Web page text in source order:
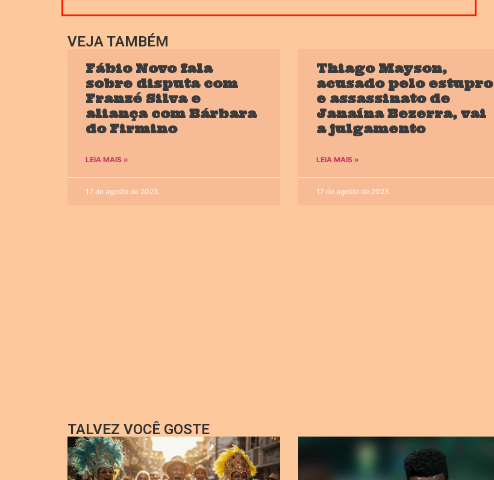
VEJA TAMBÉM
Fábio Novo fala
sobre disputa com
Franzé Silva e
aliança com Bárbara
do Firmino
LEIA MAIS »
17 de agosto de 2023
Thiago Mayson,
acusado pelo estupro
e assassinato de
Janaína Bezerra, vai
a julgamento
LEIA MAIS »
17 de agosto de 2023
TALVEZ VOCÊ GOSTE